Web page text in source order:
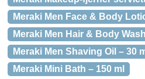
Meraki Men Face & Body
Meraki Men Hair & Body
Meraki Men Shaving Oil – 30
Meraki Mini Bath – 150 ml